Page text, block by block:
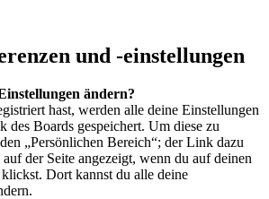
und -einstellungen
ändern?
hast, werden alle deine Einstellungen
des Boards gespeichert. Um diese zu
„Persönlichen Bereich“; der Link dazu
der Seite angezeigt, wenn du auf deinen
Dort kannst du alle deine